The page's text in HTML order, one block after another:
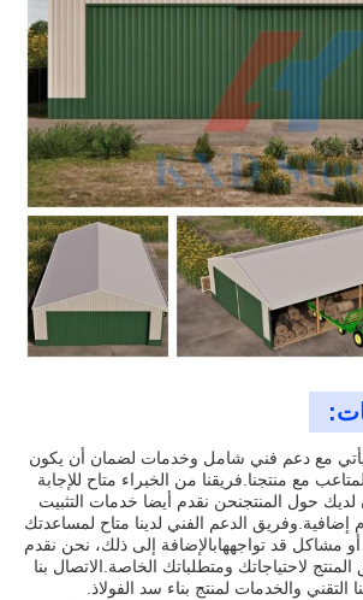
يأتي مع دعم فني شامل وخدمات لضمان أن يكون
مع منتجنا.فريقنا من الخبراء متاح للإجابة
حول المنتجنحن نقدم أيضا خدمات التثبيت
الدعم الفني لدينا متاح لمساعدتك
مشاكل قد تواجههابالإضافة إلى ذلك، نحن نقدم
لاحتياجاتك ومتطلباتك الخاصة.الاتصال بنا
والخدمات لمنتج بناء سد الفولاذ.